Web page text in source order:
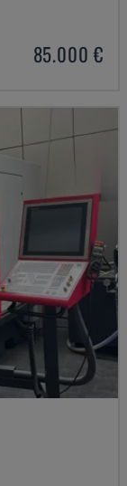
85.000 €